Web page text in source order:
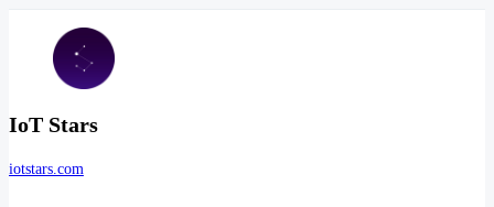
IoT Stars
iotstars.com